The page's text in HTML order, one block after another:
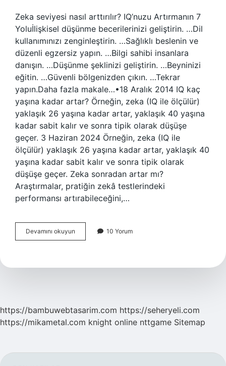
Zeka seviyesi nasıl arttırılır? IQ’nuzu Artırmanın 7
Yoluİlişkisel düşünme becerilerinizi geliştirin. …Dil
kullanımınızı zenginleştirin. …Sağlıklı beslenin ve
düzenli egzersiz yapın. …Bilgi sahibi insanlara
danışın. …Düşünme şeklinizi geliştirin. …Beyninizi
eğitin. …Güvenli bölgenizden çıkın. …Tekrar
yapın.Daha fazla makale…•18 Aralık 2014 IQ kaç
yaşına kadar artar? Örneğin, zeka (IQ ile ölçülür)
yaklaşık 26 yaşına kadar artar, yaklaşık 40 yaşına
kadar sabit kalır ve sonra tipik olarak düşüşe
geçer. 3 Haziran 2024 Örneğin, zeka (IQ ile
ölçülür) yaklaşık 26 yaşına kadar artar, yaklaşık 40
yaşına kadar sabit kalır ve sonra tipik olarak
düşüşe geçer. Zeka sonradan artar mı?
Araştırmalar, pratiğin zekâ testlerindeki
performansı artırabileceğini,…
Devamını okuyun
Seviyesi
10 Yorum
https://bambuwebtasarim.com https://seheryeli.com
https://mikametal.com knight online nttgame Sitemap